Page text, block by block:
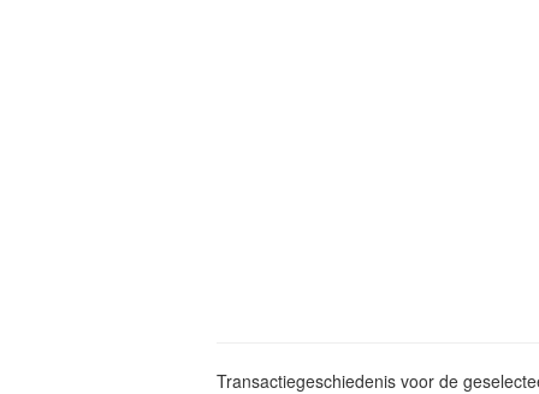
Transactiegeschiedenis voor de